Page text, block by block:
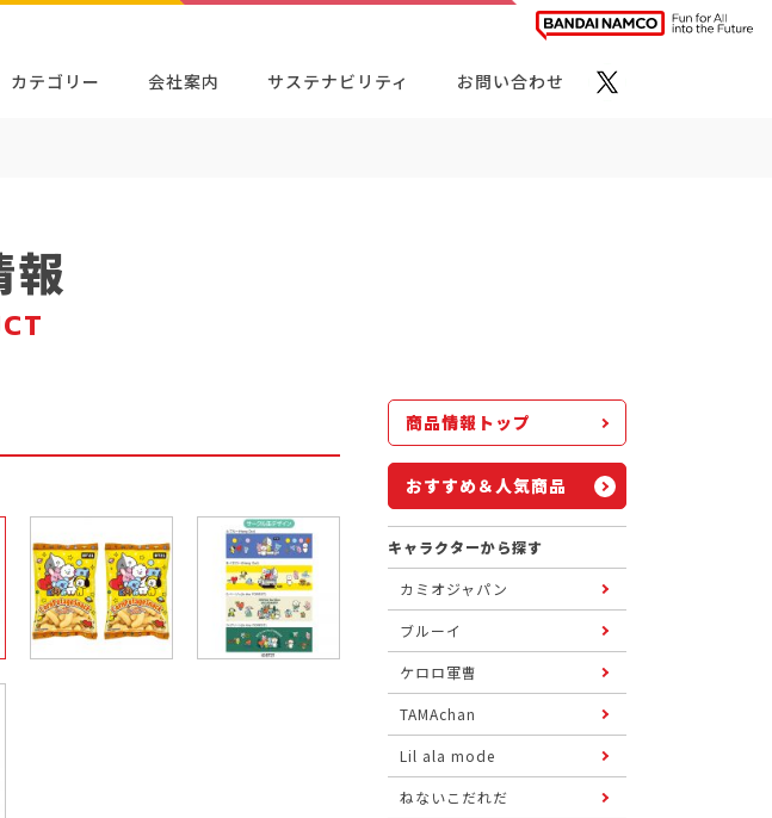
カテゴリー 会社案内 サステナビリティ お問い合わせ
報
商品情報トップ
おすすめ＆人気商品
キャラクターから探す
カミオジャパン
ブルーイ
ケロロ軍曹
TAMAchan
Lil ala mode
ねないこだれだ